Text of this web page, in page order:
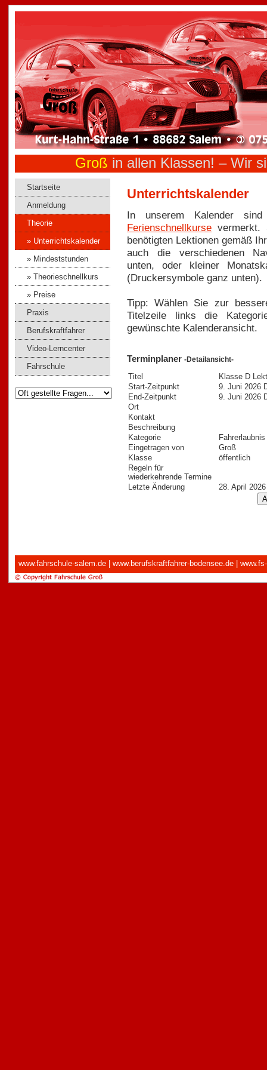
Groß in allen Klassen! –Wir
Startseite
Anmeldung
Theorie
» Unterrichtskalender
» Mindeststunden
» Theorieschnellkurs
» Preise
Praxis
Berufskraftfahrer
Video-Lerncenter
Fahrschule
Unterrichtskalender
In unserem Kalender
Ferienschnellkurse vermerkt.
benötigten Lektionen gemäß
auch die verschiedenen
unten, oder kleiner
(Druckersymbole ganz unten).
Tipp: Wählen Sie zur
Titelzeile links die
gewünschte Kalenderansicht.
Terminplaner -Detailansicht-
Titel
Klasse D
Start-Zeitpunkt
9. Juni 2026
End-Zeitpunkt
9. Juni 2026
Ort
Kontakt
Beschreibung
Kategorie
Fahrerlaubnis
Eingetragen von
Groß
Klasse
öffentlich
Regeln für
wiederkehrende Termine
Letzte Änderung
28. April
www.fahrschule-salem.de www.berufskraftfahrer-bodensee.de